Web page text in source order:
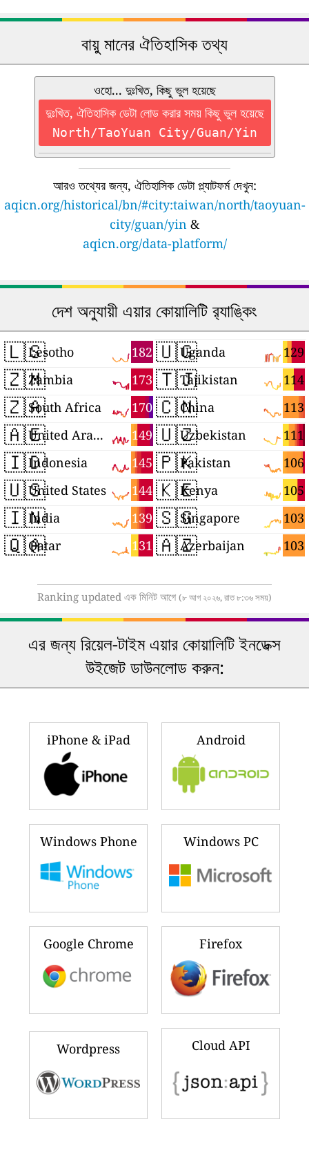
বায়ু মানের ঐতিহাসিক তথ্য
ওহো... দুঃখিত, কিছু ভুল হয়েছে
দুঃখিত, ঐতিহাসিক ডেটা লোড করার সময় কিছু ভুল হয়েছে
North/TaoYuan City/Guan/Yin
আরও তথ্যের জন্য, ঐতিহাসিক ডেটা প্ল্যাটফর্ম দেখুন:
aqicn.org/historical/bn/#city:taiwan/north/taoyuan-
city/guan/yin &
aqicn.org/data-platform/
দেশ অনুযায়ী এয়ার কোয়ালিটি র‍্যাঙ্কিং
🇱🇸 182
Lesotho
🇿🇲 173
Zambia
🇿🇦 170
South Africa
🇦🇪 149
United Arab Emirates
🇮🇩 145
Indonesia
🇺🇸 144
United States
🇮🇳 139
India
🇶🇦 131
Qatar
🇺🇬 129
Uganda
🇹🇯 114
Tajikistan
🇨🇳 113
China
🇺🇿 111
Uzbekistan
🇵🇰 106
Pakistan
🇰🇪 105
Kenya
🇸🇬 103
Singapore
🇦🇿 103
Azerbaijan
Ranking updated এক মিনিট আগে (৮ আগ ২০২৬, রাত ৮:৩৬ সময়)
এর জন্য রিয়েল-টাইম এয়ার কোয়ালিটি ইনডেক্স
উইজেট ডাউনলোড করুন:
iPhone & iPad Android
Windows Phone Windows PC
Google Chrome Firefox
Wordpress Cloud API